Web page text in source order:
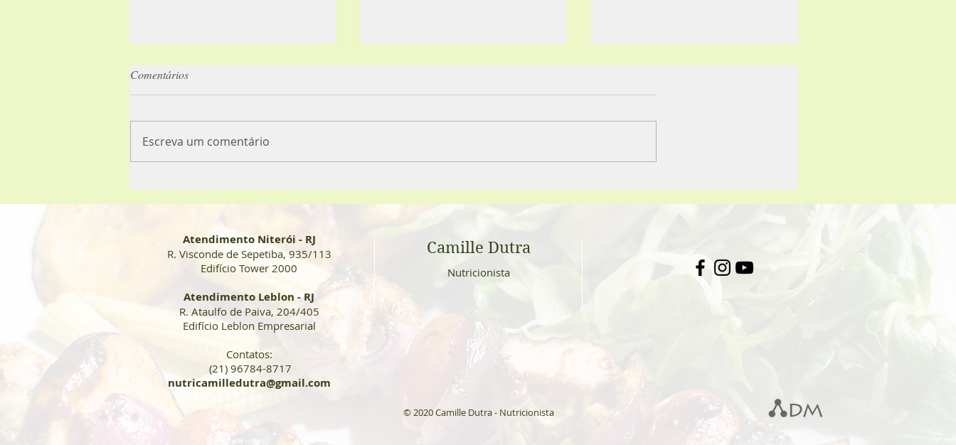
Caloria X Volume
fermentação natural
Comentários
Escreva um comentário
Atendimento Niterói - RJ
R. Visconde de Sepetiba, 935/113
Edifício Tower 2000
Atendimento Leblon - RJ
R. Ataulfo de Paiva, 204/405
EdifícioLeblon Empresarial
Contatos:
(21) 96784-8717
nutricamilledutra@gmail.com
Camille Dutra
Nutricionista
© 2020 Camille Dutra - Nutricionista